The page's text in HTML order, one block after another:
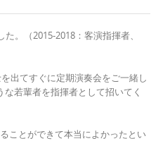
。（2015-2018：客演指揮者、
出てすぐに定期演奏会をご一緒し
若輩者を指揮者として招いてく
ことができて本当によかったとい